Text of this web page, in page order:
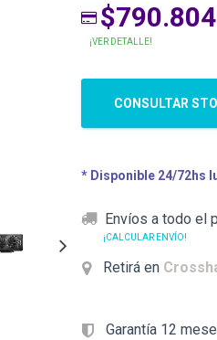
$790.804
¡VER DETALLE!
CONSULTAR
* Disponible 24/72hs
Envíos a todo el
¡CALCULAR ENVÍO!
Retirá en
Garantía 12